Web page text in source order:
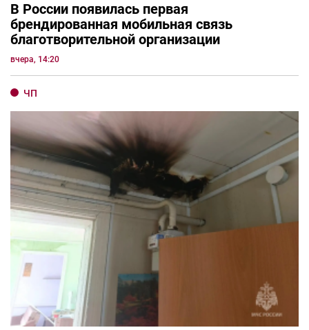
В России появилась первая
брендированная мобильная связь
благотворительной организации
вчера, 14:20
ЧП